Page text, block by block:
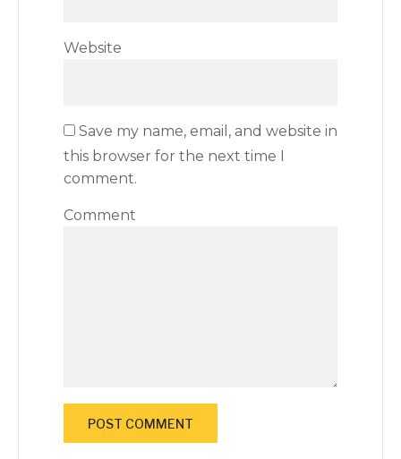
Website
Save my name, email, and website in
this browser for the next time I
comment.
Comment